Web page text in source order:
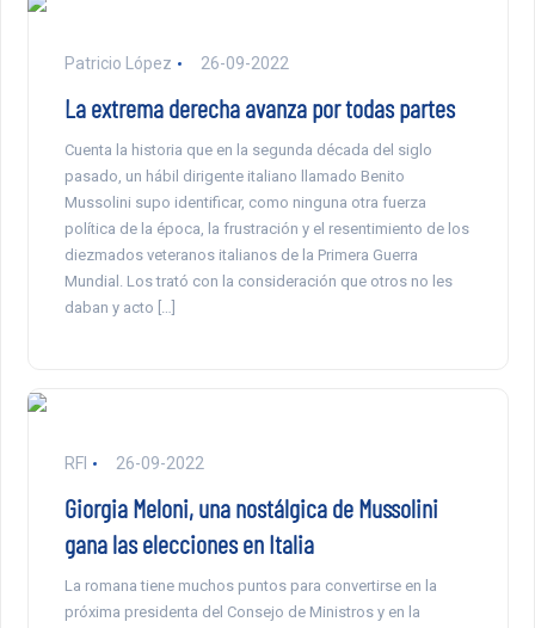
Patricio López 26-09-2022
La extrema derecha avanza por todas partes
Cuenta la historia que en la segunda década del siglo
pasado, un hábil dirigente italiano llamado Benito
Mussolini supo identificar, como ninguna otra fuerza
política de la época, la frustración y el resentimiento de los
diezmados veteranos italianos de la Primera Guerra
Mundial. Los trató con la consideración que otros no les
daban y acto […]
RFI 26-09-2022
Giorgia Meloni, una nostálgica de Mussolini
gana las elecciones en Italia
La romana tiene muchos puntos para convertirse en la
próxima presidenta del Consejo de Ministros y en la